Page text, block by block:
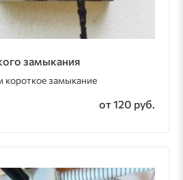
замыкания
короткое замыкание
от 120 руб.